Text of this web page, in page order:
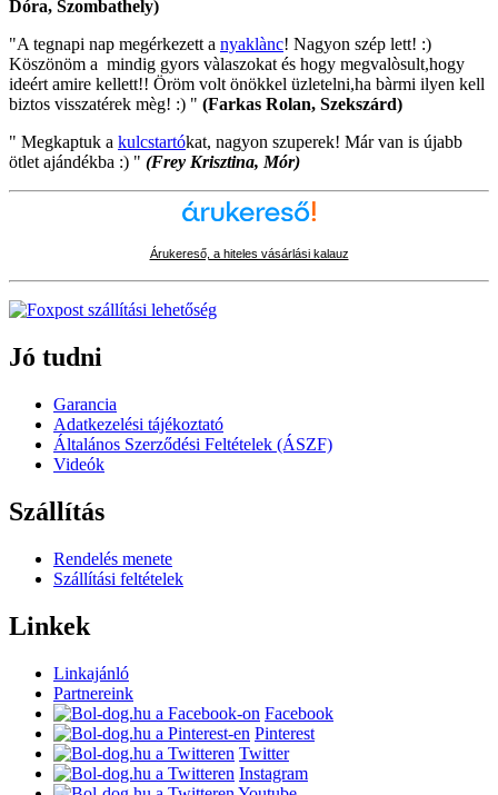
Dóra, Szombathely)
"A tegnapi nap megérkezett a nyaklànc! Nagyon szép lett! :)
Köszönöm a mindig gyors vàlaszokat és hogy megvalòsult,hogy
ideért amire kellett!! Öröm volt önökkel üzletelni,ha bàrmi ilyen kell
biztos visszatérek mèg! :) " (Farkas Rolan, Szekszárd)
" Megkaptuk a kulcstartókat, nagyon szuperek! Már van is újabb
ötlet ajándékba :) " (Frey Krisztina, Mór)
Árukereső, a hiteles vásárlási kalauz
Jó tudni
Garancia
Adatkezelési tájékoztató
Általános Szerződési Feltételek (ÁSZF)
Videók
Szállítás
Rendelés menete
Szállítási feltételek
Linkek
Linkajánló
Partnereink
Facebook
Pinterest
Twitter
Instagram